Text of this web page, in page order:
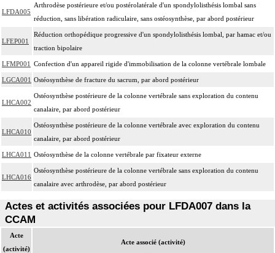
LFDA005
Arthrodèse postérieure et/ou postérolatérale d'un spondylolisthésis lombal sans
réduction, sans libération radiculaire, sans ostéosynthèse, par abord postérieur
LFEP001
Réduction orthopédique progressive d'un spondylolisthésis lombal, par hamac et/ou
traction bipolaire
LFMP001 Confection d'un appareil rigide d'immobilisation de la colonne vertébrale lombale
LGCA001 Ostéosynthèse de fracture du sacrum, par abord postérieur
LHCA002
Ostéosynthèse postérieure de la colonne vertébrale sans exploration du contenu
canalaire, par abord postérieur
LHCA010
Ostéosynthèse postérieure de la colonne vertébrale avec exploration du contenu
canalaire, par abord postérieur
LHCA011 Ostéosynthèse de la colonne vertébrale par fixateur externe
LHCA016
Ostéosynthèse postérieure de la colonne vertébrale sans exploration du contenu
canalaire avec arthrodèse, par abord postérieur
Actes et activités associées pour LFDA007 dans la
CCAM
Acte
(activité)
Acte associé (activité)